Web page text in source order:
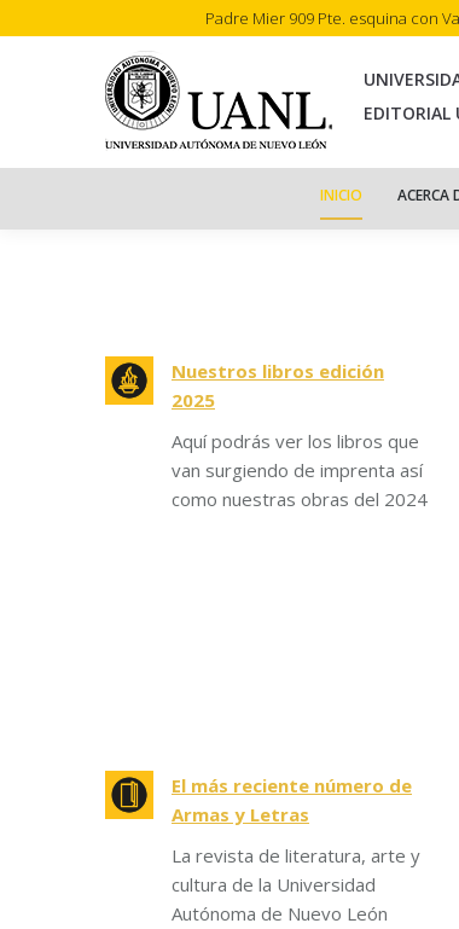
Padre Mier 909 Pte. esquina con
EDITORIAL
INICIO ACERCA
Nuestros libros edición
2025
Aquí podrás ver los libros que
van surgiendo de imprenta así
como nuestras obras del 2024
El más reciente número de
Armas y Letras
La revista de literatura, arte y
cultura de la Universidad
Autónoma de Nuevo León